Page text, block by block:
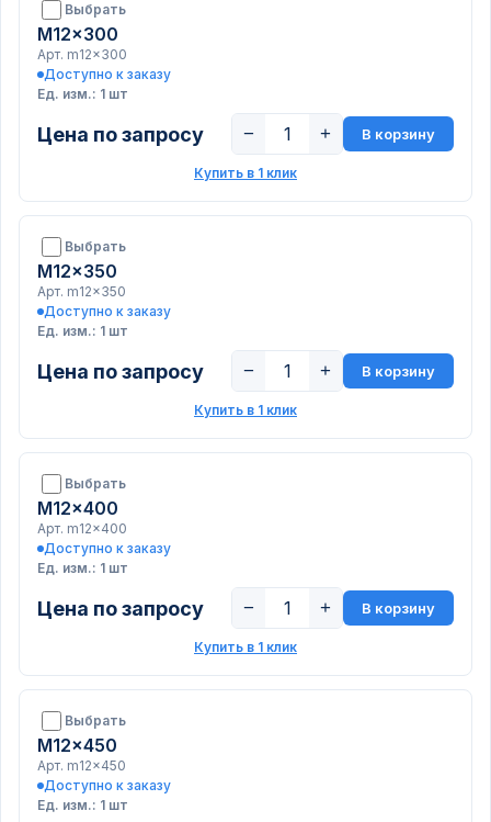
Выбрать
M12x300
Арт. m12x300
Доступно к заказу
Ед. изм.: 1 шт
Цена по запросу − + В корзину
Купить в 1 клик
Выбрать
M12x350
Арт. m12x350
Доступно к заказу
Ед. изм.: 1 шт
Цена по запросу − + В корзину
Купить в 1 клик
Выбрать
M12x400
Арт. m12x400
Доступно к заказу
Ед. изм.: 1 шт
Цена по запросу − + В корзину
Купить в 1 клик
Выбрать
M12x450
Арт. m12x450
Доступно к заказу
Ед. изм.: 1 шт